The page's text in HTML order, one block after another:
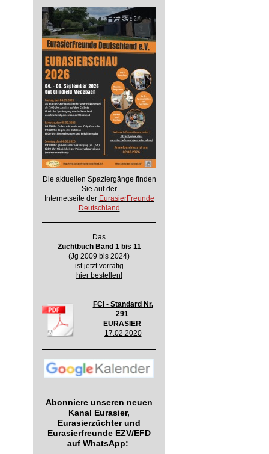
Die aktuellen Spaziergänge finden
Sie auf der
Internetseite der EurasierFreunde
Deutschland
Das
Zuchtbuch Band 1 bis 11
(Jg 2009 bis 2024)
ist jetzt vorrätig
hier bestellen!
FCI - Standard Nr.
291
EURASIER
17.02.2020
Abonniere unseren neuen
Kanal Eurasier,
Eurasierzüchter und
Eurasierfreunde EZV/EFD
auf WhatsApp: